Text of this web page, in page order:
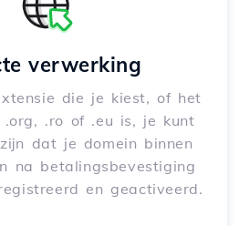
verwerking
die je kiest, of het
.org, .ro of .eu is, je kunt
dat je domein binnen
na betalingsbevestiging
en geactiveerd.